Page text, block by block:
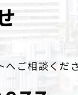
へご相談くだ